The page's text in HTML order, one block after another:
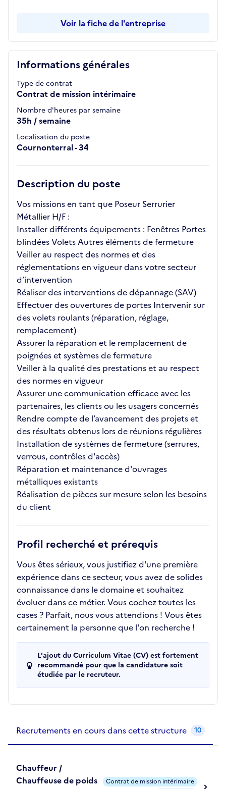
Informations générales
Type de contrat
Contrat de mission intérimaire
Nombre d'heures par semaine
35h / semaine
Localisation du poste
Cournonterral - 34
Description du poste
Vos missions en tant que Poseur Serrurier
Métallier H/F :
Installer différents équipements : Fenêtres Portes
blindées Volets Autres éléments de fermeture
Veiller au respect des normes et des
réglementations en vigueur dans votre secteur
d’intervention
Réaliser des interventions de dépannage (SAV)
Effectuer des ouvertures de portes Intervenir sur
des volets roulants (réparation, réglage,
remplacement)
Assurer la réparation et le remplacement de
poignées et systèmes de fermeture
Veiller à la qualité des prestations et au respect
des normes en vigueur
Assurer une communication efficace avec les
partenaires, les clients ou les usagers concernés
Rendre compte de l’avancement des projets et
des résultats obtenus lors de réunions régulières
Installation de systèmes de fermeture (serrures,
verrous, contrôles d'accès)
Réparation et maintenance d'ouvrages
métalliques existants
Réalisation de pièces sur mesure selon les besoins
du client
Profil recherché et prérequis
Vous êtes sérieux, vous justifiez d'une première
expérience dans ce secteur, vous avez de solides
connaissance dans le domaine et souhaitez
évoluer dans ce métier. Vous cochez toutes les
cases ? Parfait, nous vous attendions ! Vous êtes
certainement la personne que l'on recherche !
L'ajout du Curriculum Vitae (CV) est fortement
recommandé pour que la candidature soit
étudiée par le recruteur.
Voir la fiche de l'entreprise
Recrutements en cours dans cette structure 10
Chauffeur /
Chauffeuse de poids
Contrat de mission intérimaire